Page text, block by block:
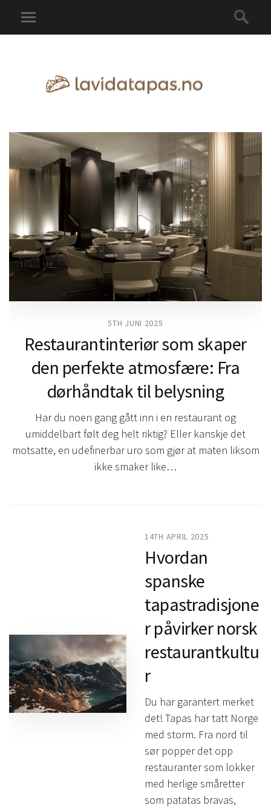
5TH JUNI 2025
Restaurantinteriør som skaper
den perfekte atmosfære: Fra
dørhåndtak til belysning
Har du noen gang gått inn i en restaurant og
umiddelbart følt deg helt riktig? Eller kanskje det
motsatte, en udefinerbar uro som gjør at maten liksom
ikke smaker like…
14TH APRIL 2025
Hvordan
spanske
tapastradisjone
r påvirker norsk
restaurantkultu
r
Du har garantert merket
det! Tapas har tatt Norge
med storm. Fra nord til
sør popper det opp
restauranter som lokker
med herlige småretter
som patatas bravas,